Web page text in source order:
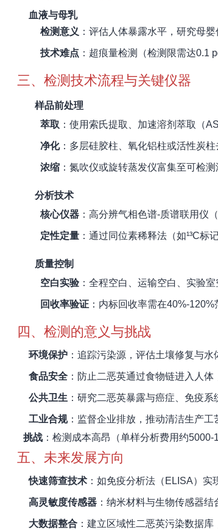
血液与母乳
检测意义 ：评估人体暴露水平，研究母婴
技术难点 ：超痕量检测（检测限需达0.1
三、检测技术流程与关键仪器
样品前处理
萃取 ：使用索氏提取、加速溶剂萃取（
净化：多层硅胶柱、氧化铝柱或活性炭柱
浓缩 ：氮吹仪或旋转蒸发仪富集至可检测
分析技术
核心仪器 ：高分辨气相色谱-质谱联用仪
定性定量 ：通过同位素稀释法（如¹³C标
质量控制
空白实验 ：全程空白、运输空白、实验室
回收率验证 ：内标回收率需在40%-120%
四、检测的意义与挑战
环境保护 ：追踪污染源，评估土壤修复与水
食品安全 ：防止二恶英通过食物链进入人体
公共卫生 ：研究二恶英暴露与癌症、免疫系
工业合规：监督企业排放，推动清洁生产工
挑战 ：检测成本高昂（单样分析费用约
五、未来发展方向
快速筛查技术 ：如免疫分析法（ELISA）实
高灵敏度传感器 ：纳米材料与生物传感器结
大数据整合 ：建立区域性二恶英污染数据库